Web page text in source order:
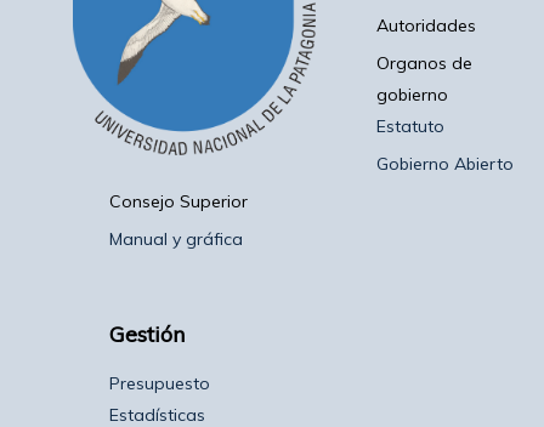
Autoridades
Organos de
gobierno
Estatuto
Gobierno Abierto
Consejo Superior
Manual y gráfica
Gestión
Presupuesto
Estadísticas